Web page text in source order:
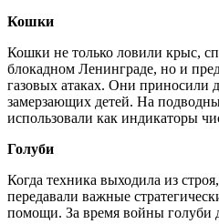
Кошки
Кошки не только ловили крыс,
блокадном Ленинграде, но и
газовых атаках. Они приносили
замерзающих детей. На
использовали как индикаторы
Голуби
Когда техника выходила из
передавали важные
помощи. За время войны голуби